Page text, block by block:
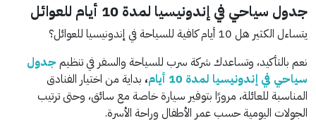
جدول سياحي في إندونيسيا لمدة 10 أيام للعوائل
يتساءل الكثير هل 10 أيام كافية للسياحة في إندونيسيا للعوائل؟
نعم بالتأكيد، وتساعدك شركة سرب للسياحة والسفر في تنظيم جدول
سياحي في إندونيسيا لمدة 10 أيام
، بداية من اختيار الفنادق
المناسبة للعائلة، مرورًا بتوفير سيارة خاصة مع سائق، وحتى ترتيب
الجولات اليومية حسب عمر الأطفال وراحة الأسرة.